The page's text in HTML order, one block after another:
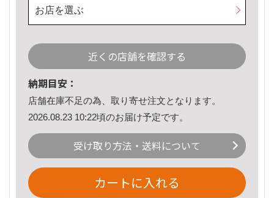
お店を選ぶ
近くの店舗を確認する
納期目安：
店舗在庫不足の為、取り寄せ注文となります。
2026.08.23 10:22頃のお届け予定です。
受け取り方法・送料について
カートに入れる